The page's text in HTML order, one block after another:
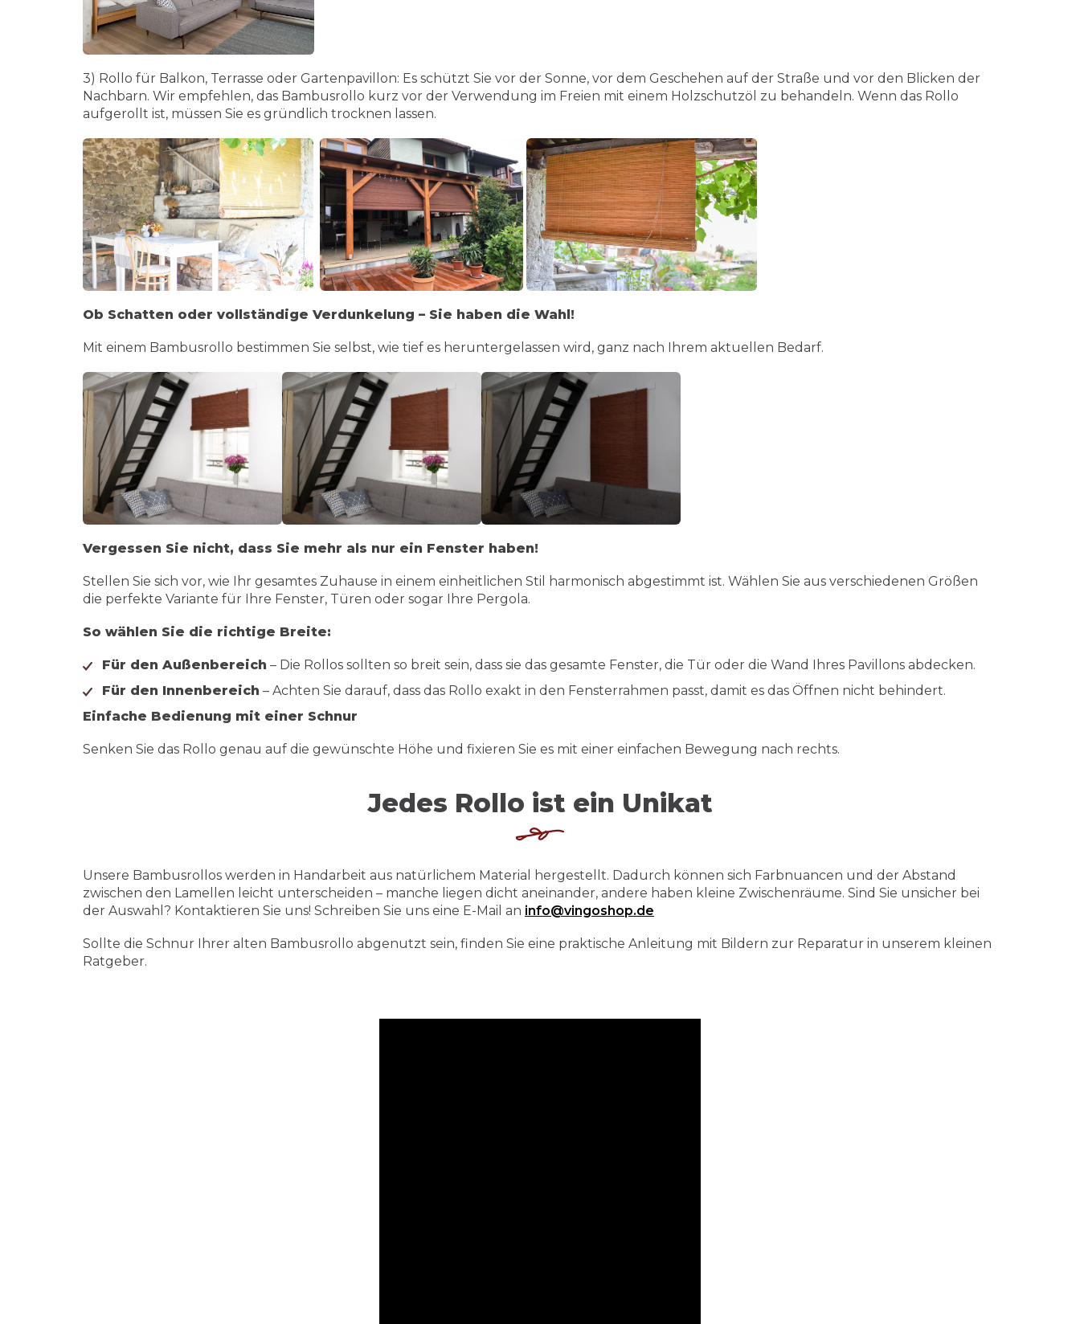
3) Rollo für Balkon, Terrasse oder Gartenpavillon: Es schützt Sie vor der Sonne, vor dem Geschehen auf der Straße und vor den Blicken der
Nachbarn. Wir empfehlen, das Bambusrollo kurz vor der Verwendung im Freien mit einem Holzschutzöl zu behandeln. Wenn das Rollo
aufgerollt ist, müssen Sie es gründlich trocknen lassen.
Ob Schatten oder vollständige Verdunkelung – Sie haben die Wahl!
Mit einem Bambusrollo bestimmen Sie selbst, wie tief es heruntergelassen wird, ganz nach Ihrem aktuellen Bedarf.
Vergessen Sie nicht, dass Sie mehr als nur ein Fenster haben!
Stellen Sie sich vor, wie Ihr gesamtes Zuhause in einem einheitlichen Stil harmonisch abgestimmt ist. Wählen Sie aus verschiedenen Größen
die perfekte Variante für Ihre Fenster, Türen oder sogar Ihre Pergola.
So wählen Sie die richtige Breite:
Für den Außenbereich – Die Rollos sollten so breit sein, dass sie das gesamte Fenster, die Tür oder die Wand Ihres Pavillons abdecken.
Für den Innenbereich – Achten Sie darauf, dass das Rollo exakt in den Fensterrahmen passt, damit es das Öffnen nicht behindert.
Einfache Bedienung mit einer Schnur
Senken Sie das Rollo genau auf die gewünschte Höhe und fixieren Sie es mit einer einfachen Bewegung nach rechts.
Jedes Rollo ist ein Unikat
Unsere Bambusrollos werden in Handarbeit aus natürlichem Material hergestellt. Dadurch können sich Farbnuancen und der Abstand
zwischen den Lamellen leicht unterscheiden – manche liegen dicht aneinander, andere haben kleine Zwischenräume. Sind Sie unsicher bei
der Auswahl? Kontaktieren Sie uns! Schreiben Sie uns eine E-Mail an info@vingoshop.de
Sollte die Schnur Ihrer alten Bambusrollo abgenutzt sein, finden Sie eine praktische Anleitung mit Bildern zur Reparatur in unserem kleinen
Ratgeber.